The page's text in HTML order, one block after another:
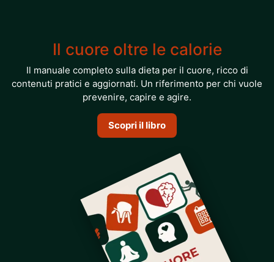
Il cuore oltre le calorie
Il manuale completo sulla dieta per il cuore, ricco di
contenuti pratici e aggiornati. Un riferimento per chi vuole
prevenire, capire e agire.
Scopri il libro